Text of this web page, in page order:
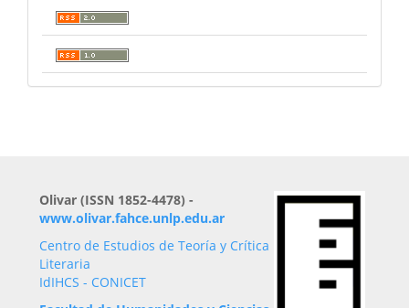
Olivar (ISSN 1852-4478) -
www.olivar.fahce.unlp.edu.ar
Centro de Estudios de Teoría y Crítica
Literaria
IdIHCS - CONICET